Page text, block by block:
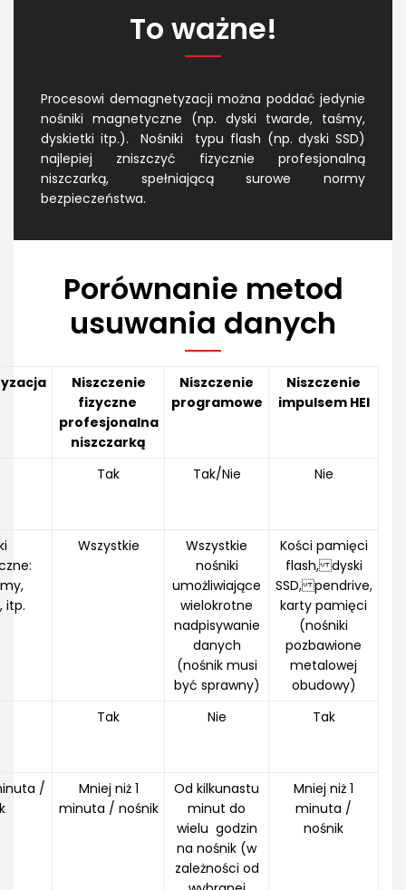
To ważne!
Procesowi demagnetyzacji można poddać jedynie
nośniki magnetyczne (np. dyski twarde, taśmy,
dyskietki itp.). Nośniki typu flash (np. dyski SSD)
najlepiej zniszczyć fizycznie profesjonalną
niszczarką, spełniającą surowe normy
bezpieczeństwa.
Porównanie metod
usuwania danych
Niszczenie
fizyczne
profesjonalna
niszczarką
Niszczenie
programowe
Niszczenie
impulsem HEI
Tak Tak/Nie Nie
itp.
Wszystkie
Wszystkie
nośniki
umożliwiające
wielokrotne
nadpisywanie
danych
(nośnik musi
być sprawny)
Kości pamięci
flash, dyski
SSD, pendrive,
karty pamięci
(nośniki
pozbawione
metalowej
obudowy)
Tak
Nie Tak
/
Mniej niż 1
minuta / nośnik
Od kilkunastu
minut do
wielu godzin
na nośnik (w
zależności od
Mniej niż 1
minuta /
nośnik